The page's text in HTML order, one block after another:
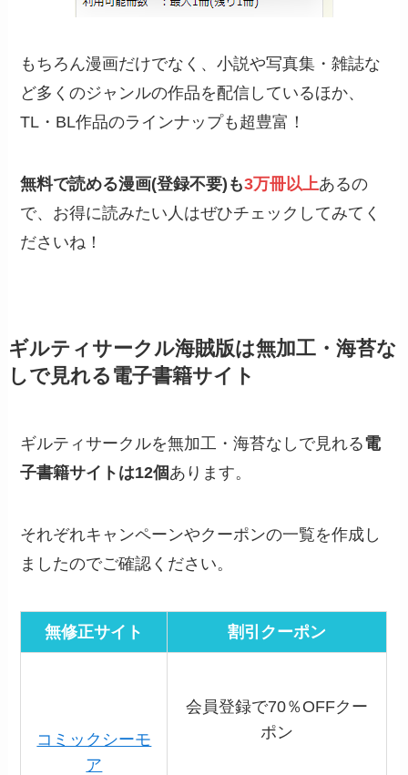
もちろん漫画だけでなく、小説や写真集・雑誌な
ど多くのジャンルの作品を配信しているほか、
TL・BL作品のラインナップも超豊富！
無料で読める漫画(登録不要)も3万冊以上あるの
で、お得に読みたい人はぜひチェックしてみてく
ださいね！
ギルティサークル海賊版は無加工・海苔な
しで見れる電子書籍サイト
ギルティサークルを無加工・海苔なしで見れる電
子書籍サイトは12個 あります。
それぞれキャンペーンやクーポンの一覧を作成し
ましたのでご確認ください。
無修正サイト 割引クーポン
ア
会員登録で70％OFFクー
ポン